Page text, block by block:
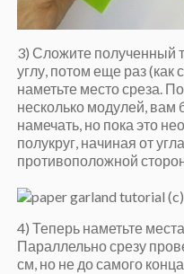
3) Сложите полученный
углу, потом еще раз
наметьте место среза.
несколько модулей, вам
намечать, но пока это
полукруг, начиная от
противоположной
4) Теперь наметьте
Параллельно срезу
см, но не до самого